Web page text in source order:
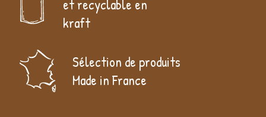
et recyclable en
kraft
Sélection de produits
Made in France